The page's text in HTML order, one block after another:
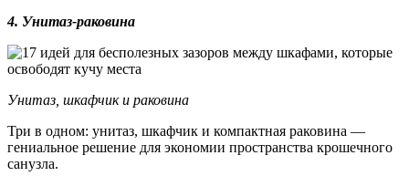
4. Унитаз-раковина
Унитаз, шкафчик и раковина
Три в одном: унитаз, шкафчик и компактная раковина —
гениальное решение для экономии пространства крошечного
санузла.